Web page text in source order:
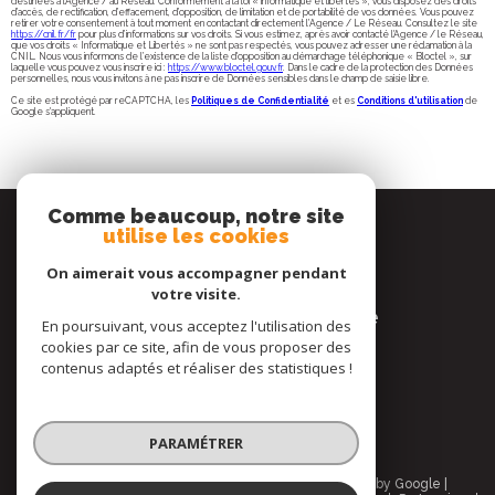
d’accès, de rectification, d’effacement, d’opposition, de limitation et de portabilité de vos données. Vous pouvez
retirer votre consentement à tout moment en contactant directement l’Agence / Le Réseau. Consultez le site
https://cnil.fr/fr pour plus d’informations sur vos droits. Si vous estimez, après avoir contacté l'Agence / le Réseau,
que vos droits « Informatique et Libertés » ne sont pas respectés, vous pouvez adresser une réclamation à la
CNIL. Nous vous informons de l’existence de la liste d'opposition au démarchage téléphonique « Bloctel », sur
laquelle vous pouvez vous inscrire ici : https://www.bloctel.gouv.fr. Dans le cadre de la protection des Données
personnelles, nous vous invitons à ne pas inscrire de Données sensibles dans le champ de saisie libre.
Ce site est protégé par reCAPTCHA, les Politiques de Confidentialité et es Conditions d'utilisation de
Google s'appliquent.
Se
connecter
espace propriétaire
espace copropriétaire
Nous
© 2026 | Tous droits réservés | Traduction powered by Google |
Comme beaucoup, notre site
utilise les cookies
On aimerait vous accompagner pendant
votre visite.
En poursuivant, vous acceptez l'utilisation des
cookies par ce site, afin de vous proposer des
contenus adaptés et réaliser des statistiques !
PARAMÉTRER